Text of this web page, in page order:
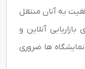
به آنان منتقل
آنلاین و
ها ضروری